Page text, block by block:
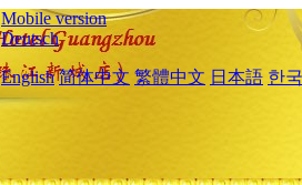
Mobile version
Deutsch
English 简体中文 繁體中文 日本語 한